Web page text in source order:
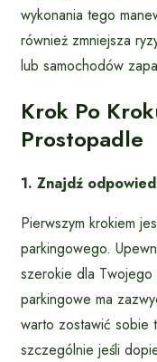
wykonania tego
również zmniejsza
lub samochodów
Krok Po
Prostopadle
1. Znajdź
Pierwszym krokiem
parkingowego.
szerokie dla
parkingowe ma
warto zostawić sobie
szczególnie jeśli